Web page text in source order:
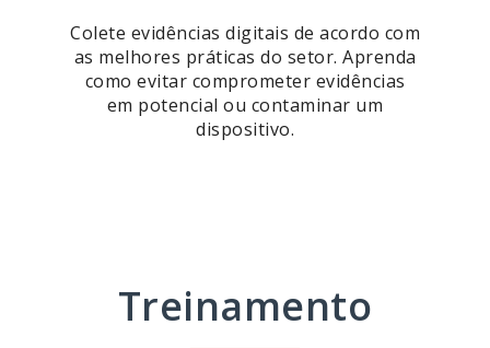
Colete evidências digitais de acordo com
as melhores práticas do setor. Aprenda
como evitar comprometer evidências
em potencial ou contaminar um
dispositivo.
Treinamento